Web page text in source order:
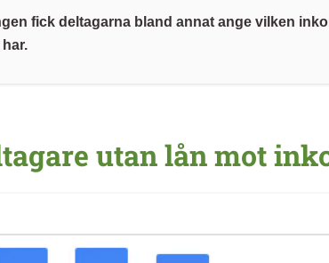
fick deltagarna bland annat ange vilken
utan lån mot